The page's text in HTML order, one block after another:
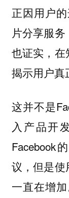
正因用户
片分享服
也证实，在
揭示用户真
这并不是
入产品开
Facebook
议，但是使
一直在增